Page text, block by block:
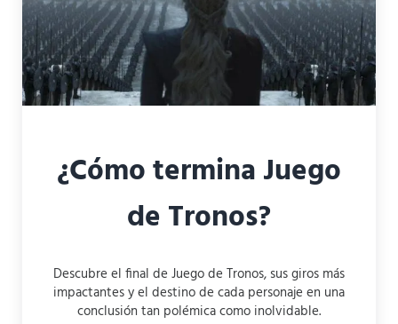
¿Cómo termina Juego
de Tronos?
Descubre el final de Juego de Tronos, sus giros más
impactantes y el destino de cada personaje en una
conclusión tan polémica como inolvidable.